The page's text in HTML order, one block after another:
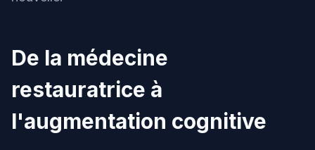
De la médecine
restauratrice à
l'augmentation cognitive